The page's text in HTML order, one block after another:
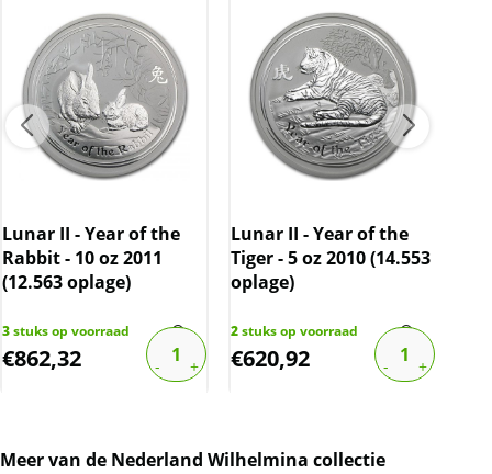
Lunar II - Year of the
Rabbit - 10 oz 2011
(12.563 oplage)
3stuks op voorraad
€862,32
Lunar II - Year of the
Tiger - 5 oz 2010 (14.553
oplage)
2stuks op voorraad
€620,92
Meer van de Nederland Wilhelmina collectie